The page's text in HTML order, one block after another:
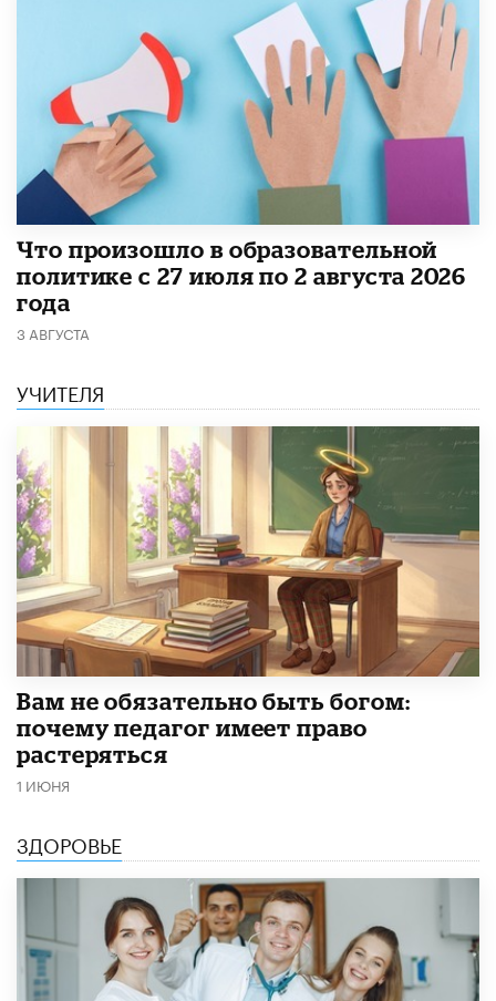
​Что произошло в образовательной
политике с 27 июля по 2 августа 2026
года
3 АВГУСТА
УЧИТЕЛЯ
​Вам не обязательно быть богом:
почему педагог имеет право
растеряться
1 ИЮНЯ
ЗДОРОВЬЕ